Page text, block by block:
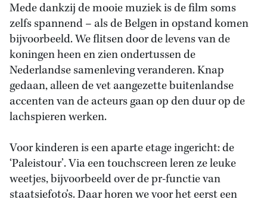
Mede dankzij de mooie muziek is de film soms
zelfs spannend – als de Belgen in opstand komen
bijvoorbeeld. We flitsen door de levens van de
koningen heen en zien ondertussen de
Nederlandse samenleving veranderen. Knap
gedaan, alleen de vet aangezette buitenlandse
accenten van de acteurs gaan op den duur op de
lachspieren werken.
Voor kinderen is een aparte etage ingericht: de
‘Paleistour’. Via een touchscreen leren ze leuke
weetjes, bijvoorbeeld over de pr-functie van
staatsiefoto’s. Daar horen we voor het eerst een